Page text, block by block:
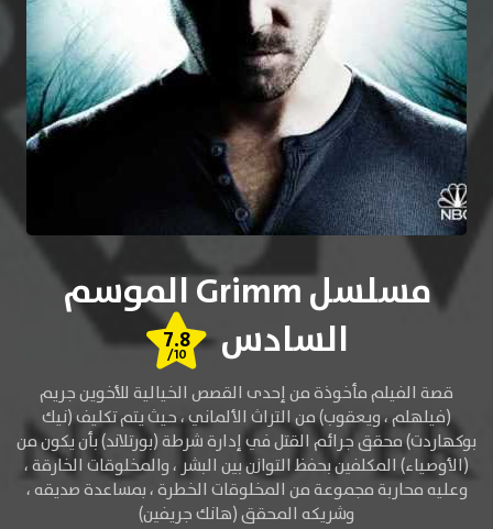
مسلسل Grimm الموسم
السادس
7.8
/10
قصة الفيلم مأخوذة من إحدى القصص الخيالية للأخوين جريم
(فيلهلم ، ويعقوب) من التراث الألماني ، حيث يتم تكليف (نيك
بوكهاردت) محقق جرائم القتل في إدارة شرطة (بورتلاند) بأن يكون من
(الأوصياء) المكلفينبحفظ التوازن بين البشر ، والمخلوقات الخارقة ،
وعليه محاربة مجموعة من المخلوقات الخطرة ، بمساعدة صديقه ،
وشريكه المحقق (هانك جريفين)